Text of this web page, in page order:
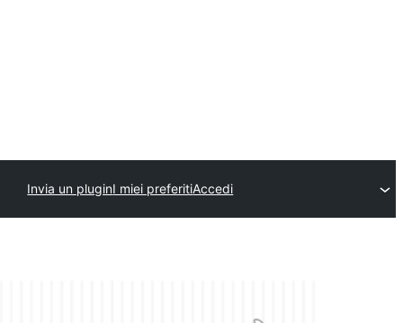
Invia un pluginI miei preferitiAccedi